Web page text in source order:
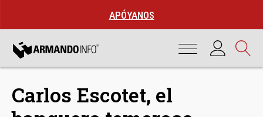
APÓYANOS
Carlos Escotet, el